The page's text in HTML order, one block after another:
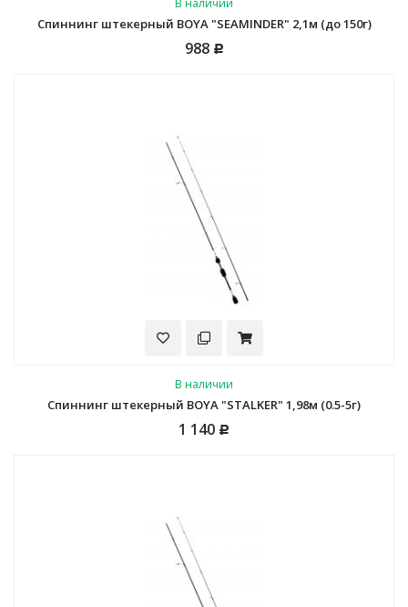
В наличии
Спиннинг штекерный BOYA "SEAMINDER" 2,1м (до 150г)
988 Р
В наличии
Спиннинг штекерный BOYA "STALKER" 1,98м (0.5-5г)
1 140 Р